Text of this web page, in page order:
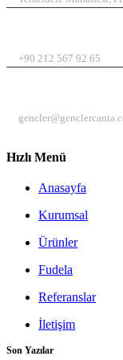
+90 212 567 92 65
Hızlı Menü
Anasayfa
Kurumsal
Ürünler
Fudela
Referanslar
İletişim
Son Yazılar